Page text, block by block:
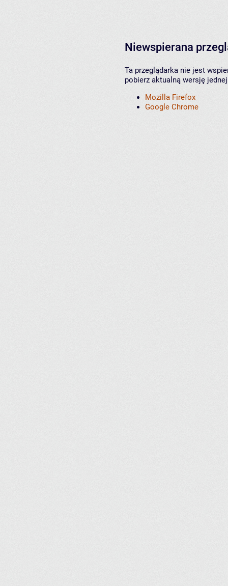
Niewspierana
Ta przeglądarka nie jest
pobierz aktualną wersję
Mozilla Firefox
Google Chrome